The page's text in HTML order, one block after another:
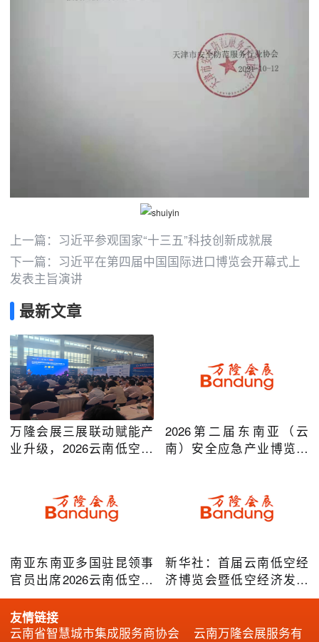
上一篇： 习近平参观国家“十三五”科技创新成就展
下一篇： 习近平在第四届中国国际进口博览会开幕式上
发表主旨演讲
最新文章
万隆会展三展联动赋能产
业升级，2026云南低空经
2026第二届东南亚（云
南）安全应急产业博览会
南亚东南亚多国驻昆领事
官员出席2026云南低空经
济博览会，共谋跨境无人
机产业合作
新华社：首届云南低空经
济博览会暨低空经济发展
大会成效凸显
友情链接
云南省智慧城市集成服务商协会
云南万隆会展服务有